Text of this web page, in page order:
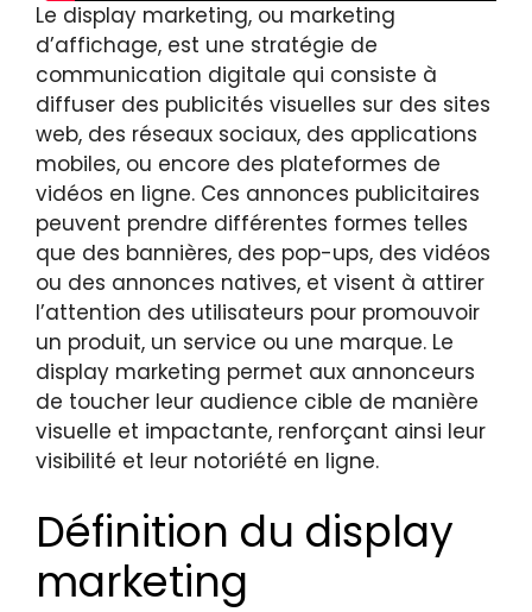
Le display marketing, ou marketing
d’affichage, est une stratégie de
communication digitale qui consiste à
diffuser des publicités visuelles sur des sites
web, des réseaux sociaux, des applications
mobiles, ou encore des plateformes de
vidéos en ligne. Ces annonces publicitaires
peuvent prendre différentes formes telles
que des bannières, des pop-ups, des vidéos
ou des annonces natives, et visent à attirer
l’attention des utilisateurs pour promouvoir
un produit, un service ou une marque. Le
display marketing permet aux annonceurs
de toucher leur audience cible de manière
visuelle et impactante, renforçant ainsi leur
visibilité et leur notoriété en ligne.
Définition du display
marketing